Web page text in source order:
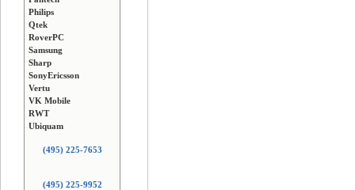
Philips
Qtek
RoverPC
Samsung
Sharp
SonyEricsson
Vertu
VK Mobile
RWT
Ubiquam
(495) 225-7653
(495) 225-9952